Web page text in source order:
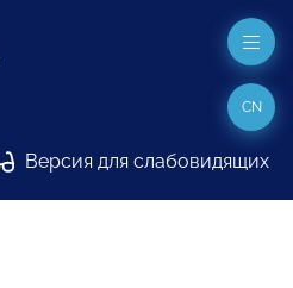
Версия для слабовидящих
CN